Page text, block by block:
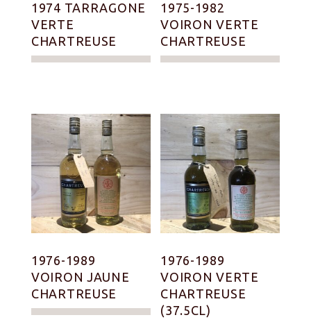
1974 TARRAGONE
VERTE
CHARTREUSE
1975-1982
VOIRON VERTE
CHARTREUSE
1976-1989
VOIRON JAUNE
CHARTREUSE
1976-1989
VOIRON VERTE
CHARTREUSE
(37.5CL)